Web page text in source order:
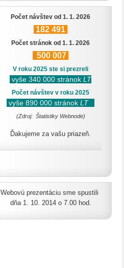
Počet návštev od 1. 1. 2026
182 491
Počet stránok od 1. 1. 2026
500 007
V roku 2025 ste si prezreli
vyše 340 000 stránok LT
Počet návštev v roku 2025
vyše 890 000 stránok LT
(Zdroj: Štatistiky Webnode)
Ďakujeme za vašu priazeň.
Webovú prezentáciu sme spustili
dňa 1. 10. 2014 o 7.00 hod.